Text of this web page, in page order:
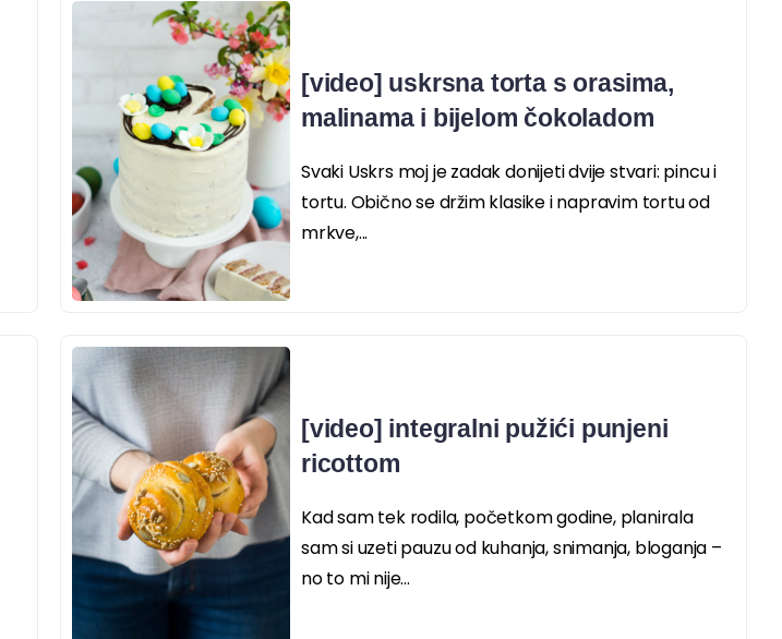
[video] uskrsna torta s orasima,
malinama i bijelom čokoladom
Svaki Uskrs moj je zadak donijeti dvije stvari: pincu i
tortu. Obično se držim klasike i napravim tortu od
mrkve,...
[video] integralni pužići punjeni
ricottom
Kad sam tek rodila, početkom godine, planirala
sam si uzeti pauzu od kuhanja, snimanja, bloganja –
no to mi nije...